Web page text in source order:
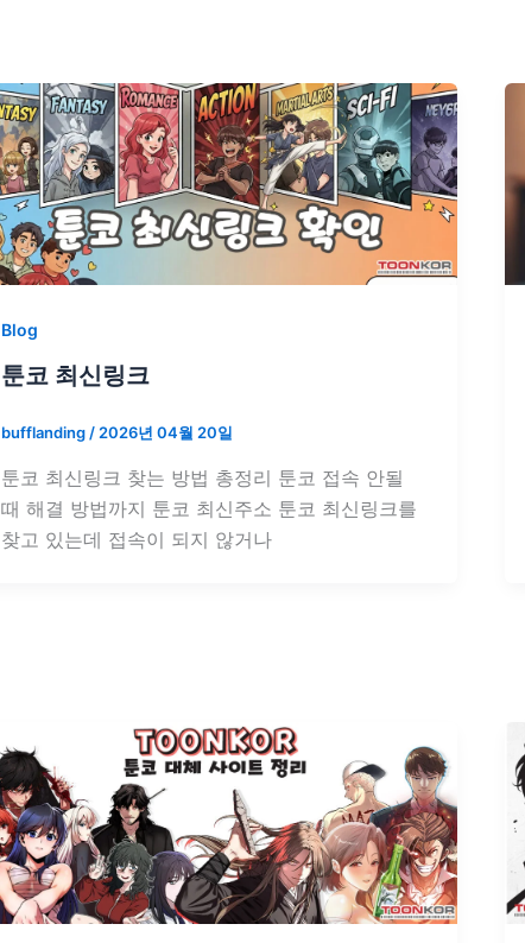
Blog
툰코 최신링크
bufflanding / 2026년 04월 20일
툰코 최신링크 찾는 방법 총정리 툰코 접속 안될
때 해결 방법까지 툰코 최신주소 툰코 최신링크를
찾고 있는데 접속이 되지 않거나